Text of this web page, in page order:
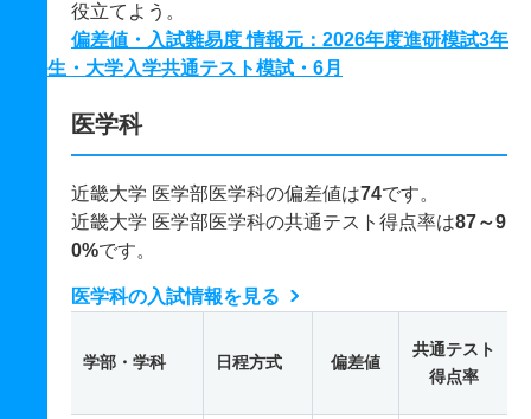
役立てよう。
偏差値・入試難易度 情報元：2026年度進研模試3年
生・大学入学共通テスト模試・6月
医学科
近畿大学 医学部医学科の偏差値は74です。
近畿大学 医学部医学科の共通テスト得点率は87～9
0%です。
医学科の入試情報を見る
学部・学科 日程方式 偏差値
共通テスト
得点率